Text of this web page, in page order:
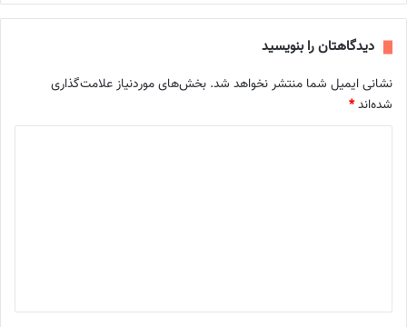
دیدگاهتان را بنویسید
نشانی ایمیل شما منتشر نخواهد شد. بخش‌های موردنیاز علامت‌گذاری
شده‌اند*